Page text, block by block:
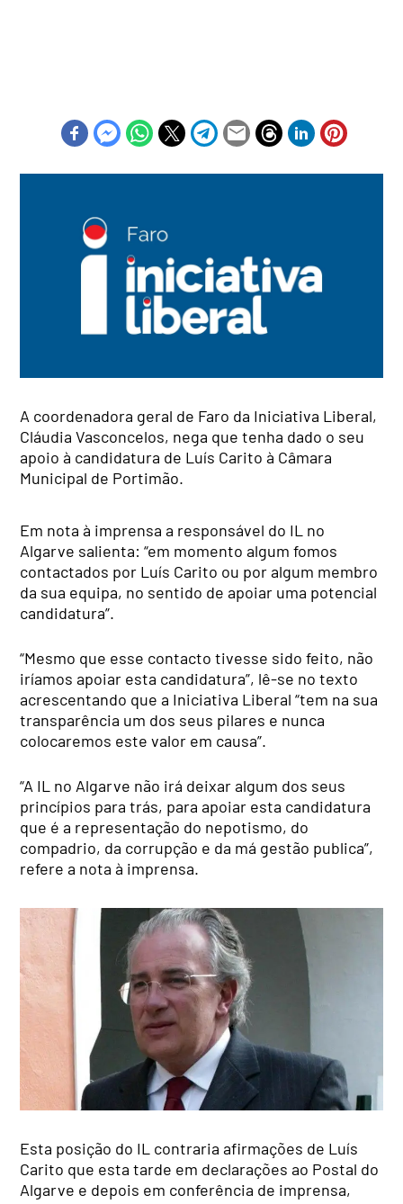
A coordenadora geral de Faro da Iniciativa Liberal,
Cláudia Vasconcelos, nega que tenha dado o seu
apoio à candidatura de Luís Carito à Câmara
Municipal de Portimão.
Em nota à imprensa a responsável do IL no
Algarve salienta: “em momento algum fomos
contactados por Luís Carito ou por algum membro
da sua equipa, no sentido de apoiar uma potencial
candidatura”.
“Mesmo que esse contacto tivesse sido feito, não
iríamos apoiar esta candidatura”, lê-se no texto
acrescentando que a Iniciativa Liberal “tem na sua
transparência um dos seus pilares e nunca
colocaremos este valor em causa”.
“A IL no Algarve não irá deixar algum dos seus
princípios para trás, para apoiar esta candidatura
que é a representação do nepotismo, do
compadrio, da corrupção e da má gestão publica”,
refere a nota à imprensa.
Esta posição do IL contraria afirmações de Luís
Carito que esta tarde em declarações ao Postal do
Algarve e depois em conferência de imprensa,